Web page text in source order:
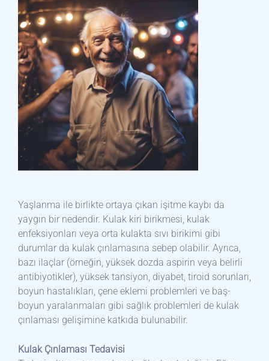
Yaşlanma ile birlikte ortaya çıkan işitme kaybı da
yaygın bir nedendir. Kulak kiri birikmesi, kulak
enfeksiyonları veya orta kulakta sıvı birikimi gibi
durumlar da kulak çınlamasına sebep olabilir. Ayrıca,
bazı ilaçlar (örneğin, yüksek dozda aspirin veya belirli
antibiyotikler), yüksek tansiyon, diyabet, tiroid sorunları,
boyun hastalıkları, çene eklemi problemleri ve baş-
boyun yaralanmaları gibi sağlık problemleri de kulak
çınlaması gelişimine katkıda bulunabilir.
Kulak Çınlaması Tedavisi